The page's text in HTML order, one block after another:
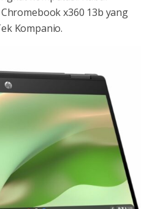
x360 13b yang
Kompanio.